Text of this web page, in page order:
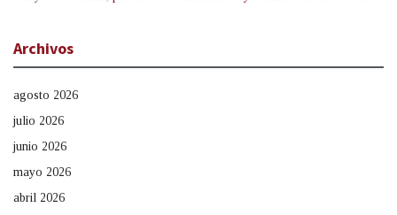
Archivos
agosto 2026
julio 2026
junio 2026
mayo 2026
abril 2026